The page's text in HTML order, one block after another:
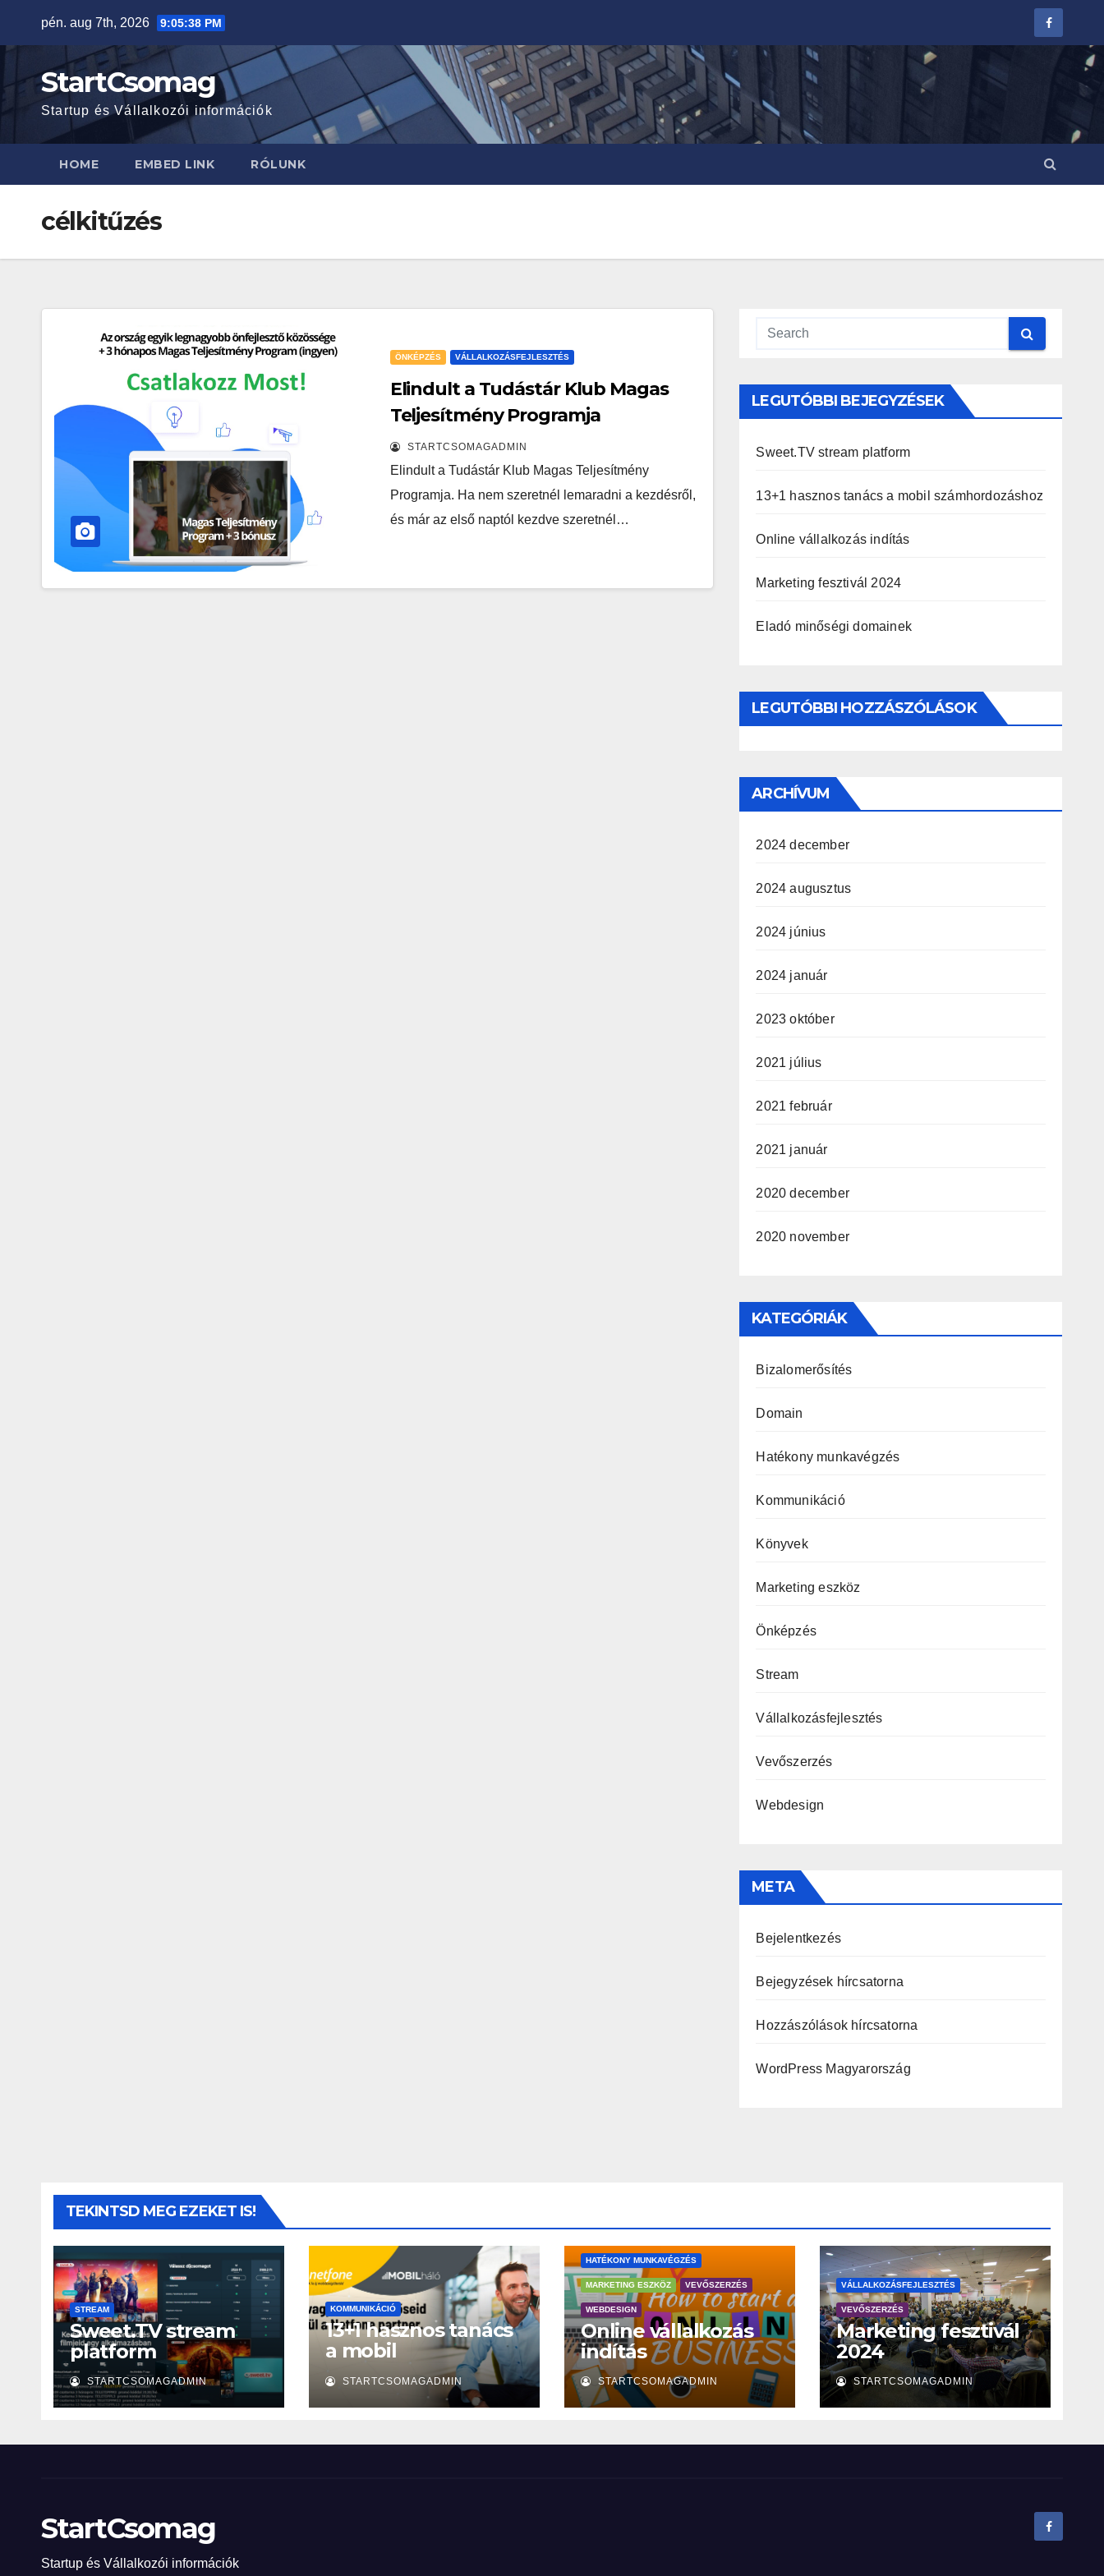
pén. aug 7th, 2026 9:05:39 PM
StartCsomag
Startup és Vállalkozói információk
HOME EMBED LINK RÓLUNK
célkitűzés
ÖNKÉPZÉS VÁLLALKOZÁSFEJLESZTÉS
Elindult a Tudástár Klub Magas
Teljesítmény Programja
STARTCSOMAGADMIN
Elindult a Tudástár Klub Magas Teljesítmény
Programja. Ha nem szeretnél lemaradni a kezdésről,
és már az első naptól kezdve szeretnél…
LEGUTÓBBI BEJEGYZÉSEK
Sweet.TV stream platform
13+1 hasznos tanács a mobil számhordozáshoz
Online vállalkozás indítás
Marketing fesztivál 2024
Eladó minőségi domainek
LEGUTÓBBI HOZZÁSZÓLÁSOK
ARCHÍVUM
2024 december
2024 augusztus
2024 június
2024 január
2023 október
2021 július
2021 február
2021 január
2020 december
2020 november
KATEGÓRIÁK
Bizalomerősítés
Domain
Hatékony munkavégzés
Kommunikáció
Könyvek
Marketing eszköz
Önképzés
Stream
Vállalkozásfejlesztés
Vevőszerzés
Webdesign
META
Bejelentkezés
Bejegyzések hírcsatorna
Hozzászólások hírcsatorna
WordPress Magyarország
TEKINTSD MEG EZEKET IS!
STREAM
Sweet.TV stream
platform
STARTCSOMAGADMIN
KOMMUNIKÁCIÓ
13+1 hasznos tanács
a mobil
számhordozáshoz
STARTCSOMAGADMIN
HATÉKONY MUNKAVÉGZÉS
MARKETING ESZKÖZ VEVŐSZERZÉS
WEBDESIGN
Online vállalkozás
indítás
STARTCSOMAGADMIN
VÁLLALKOZÁSFEJLESZTÉS
VEVŐSZERZÉS
Marketing fesztivál
2024
STARTCSOMAGADMIN
StartCsomag
Startup és Vállalkozói információk